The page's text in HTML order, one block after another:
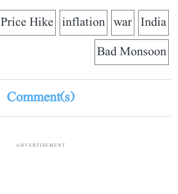
India
war
inflation
Price Hike
Bad Monsoon
Comment(s)
ADVERTISEMENT